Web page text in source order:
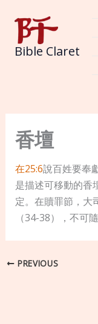
content
Bible Claret
香壇
在25:6說百姓要奉
是描述可移動的香
定。在贖罪節，大
（34-38），不可
PREVIOUS